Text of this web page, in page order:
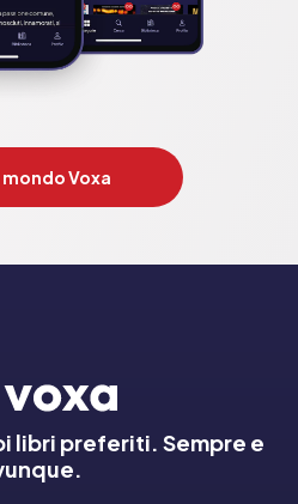
Voxa
libri preferiti. Sempre e